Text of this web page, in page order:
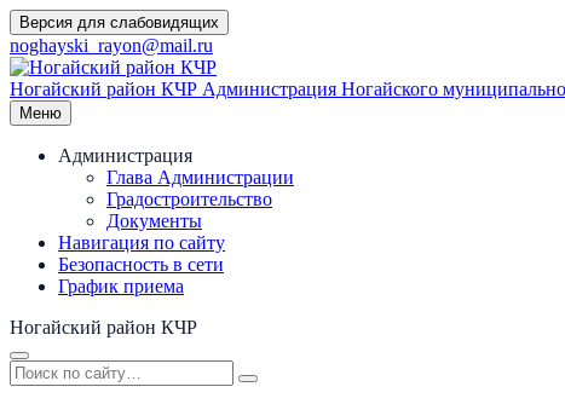
Перейти
к
содержимому
Версия для слабовидящих
noghayski_rayon@mail.ru
Ногайский район КЧР Администрация Ногайского
Меню
Администрация
Глава Администрации
Градостроительство
Документы
Навигация по сайту
Безопасность в сети
График приема
Ногайский район КЧР